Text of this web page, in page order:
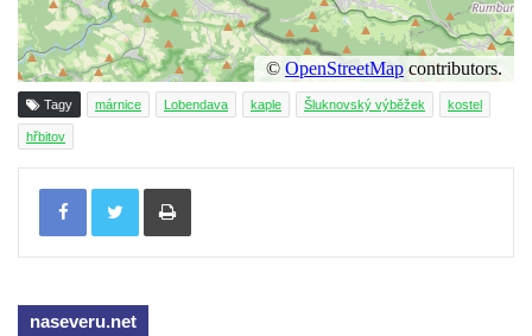
Metují
Hrobová kaple Johanna Nitsche na
hřbitově na Vlčí Hoře
Kostel svatého Bartoloměje v Teplicích
Kostel svatého Jana Křtitele na Zámeckém
náměstí v Teplicích
Zámeckém náměstí v Teplicích
Tagy márnice Lobendava kaple Šluknovský výběžek kostel
hřbitov
Tisknout
naseveru.net